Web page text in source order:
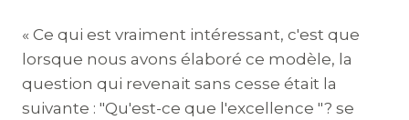
« Ce qui est vraiment intéressant, c'est que
lorsque nous avons élaboré ce modèle, la
question qui revenait sans cesse était la
suivante : "Qu'est-ce que l'excellence "? se